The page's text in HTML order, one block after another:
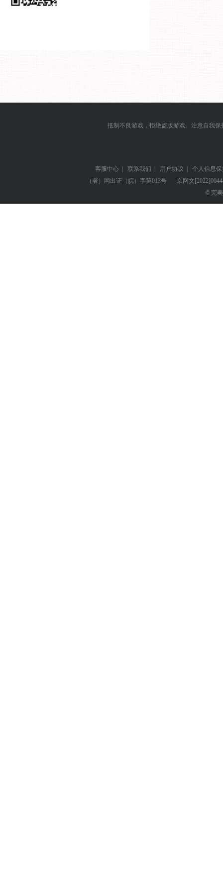
抵制不良游戏，拒绝盗版游戏。注意自我
客服中心 | 联系我们 | 用户协议 |
个人信息
（署）网出证（皖）字第013号
京网文
© 完美